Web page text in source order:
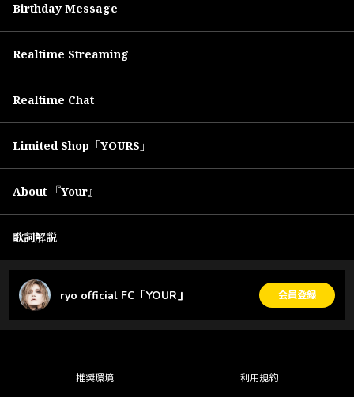
Birthday Message
Realtime Streaming
Realtime Chat
Limited Shop「YOURS」
About 『Your』
歌詞解説
ryo official FC「YOUR」 会員登録
推奨環境 利用規約